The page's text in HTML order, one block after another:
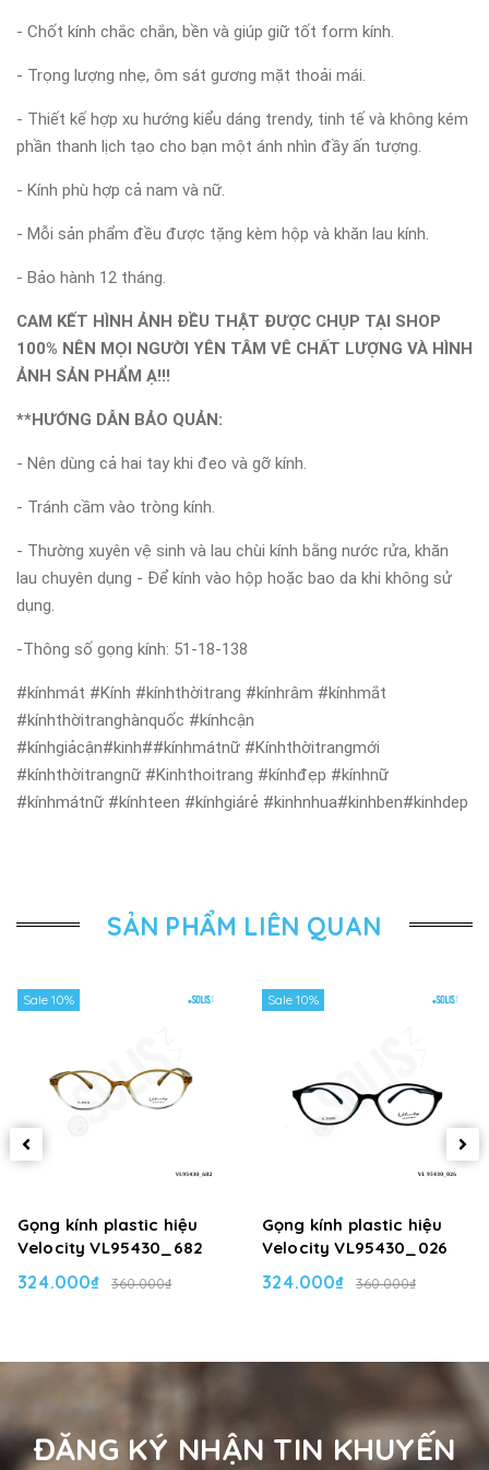
- Chốt kính chắc chắn, bền và giúp giữ tốt form kính.
- Trọng lượng nhẹ, ôm sát gương mặt thoải mái.
- Thiết kế hợp xu hướng kiểu dáng trendy, tinh tế và không kém
phần thanh lịch tạo cho bạn một ánh nhìn đầy ấn tượng.
- Kính phù hợp cả nam và nữ.
- Mỗi sản phẩm đều được tặng kèm hộp và khăn lau kính.
- Bảo hành 12 tháng.
CAM KẾT HÌNH ẢNH ĐỀU THẬT ĐƯỢC CHỤP TẠI SHOP
100% NÊN MỌI NGƯỜI YÊN TÂM VÊ CHẤT LƯỢNG VÀ HÌNH
ẢNH SẢN PHẨM Ạ!!!
**HƯỚNG DẪN BẢO QUẢN:
- Nên dùng cả hai tay khi đeo và gỡ kính.
- Tránh cầm vào tròng kính.
- Thường xuyên vệ sinh và lau chùi kính bằng nước rửa, khăn
lau chuyên dụng - Để kính vào hộp hoặc bao da khi không sử
dụng.
-Thông số gọng kính: 51-18-138
#kínhmát #Kính #kínhthờitrang #kínhrâm #kínhmắt
#kínhthờitranghànquốc #kínhcận
#kínhgiảcận#kinh##kínhmátnữ #Kínhthờitrangmới
#kínhthờitrangnữ #Kinhthoitrang #kínhđẹp #kínhnữ
#kínhmátnữ #kínhteen #kínhgiárẻ #kinhnhua#kinhben#kinhdep
SẢN PHẨM LIÊN QUAN
Sale 10%
Gọng kính plastic hiệu
Velocity VL95430_682
324.000₫ 360.000₫
Sale 10%
Gọng kính plastic hiệu
Velocity VL95430_026
324.000₫ 360.000₫
ĐĂNG KÝ NHẬN TIN KHUYẾN